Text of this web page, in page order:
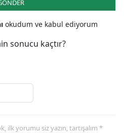
okudum ve kabul ediyorum
sonucu kaçtır?
ilk yorumu siz yazın, tartışalım *